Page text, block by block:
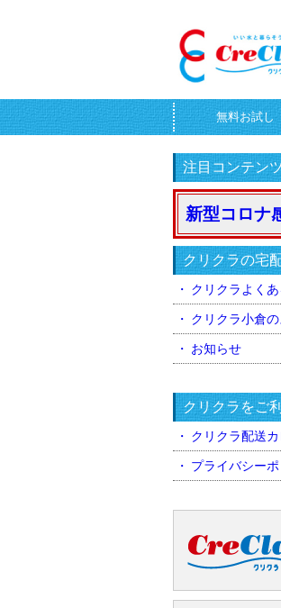
無料お試し
注目コンテン
新型コロナ
クリクラの宅
クリクラよく
クリクラ小倉
お知らせ
クリクラをご
クリクラ配送
プライバシー